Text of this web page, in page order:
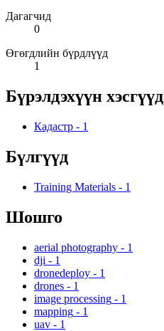
Дагагчид
0
Өгөгдлийн бүрдлүүд
1
Бүрэлдэхүүн хэсгүүд
Кадастр - 1
Бүлгүүд
Training Materials - 1
Шошго
aerial photography - 1
dji - 1
dronedeploy - 1
drones - 1
image processing - 1
mapping - 1
uav - 1